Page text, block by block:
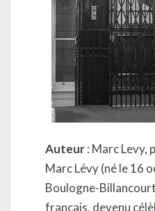
Auteur: Marc
Marc Lévy (né le 16
Boulogne-
français, devenu